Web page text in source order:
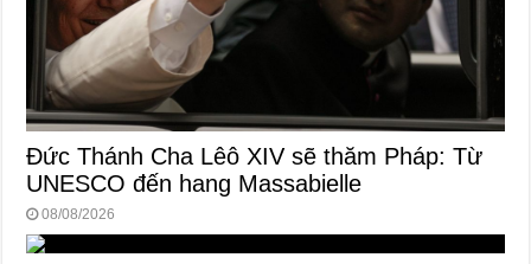
Đức Thánh Cha Lêô XIV sẽ thăm Pháp: Từ
UNESCO đến hang Massabielle
08/08/2026